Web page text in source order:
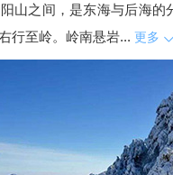
山之间，是东海与后海的
行至岭。岭南悬岩... 更多